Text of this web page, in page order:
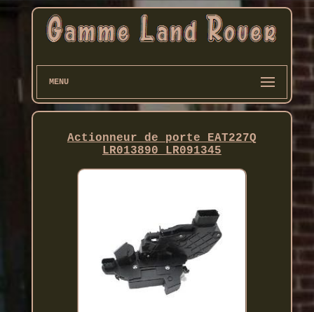
MENU
Actionneur de porte EAT227Q
LR013890 LR091345